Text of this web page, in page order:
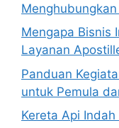
Mengapa Bisnis
Layanan
Panduan
untuk Pemula
Kereta Api